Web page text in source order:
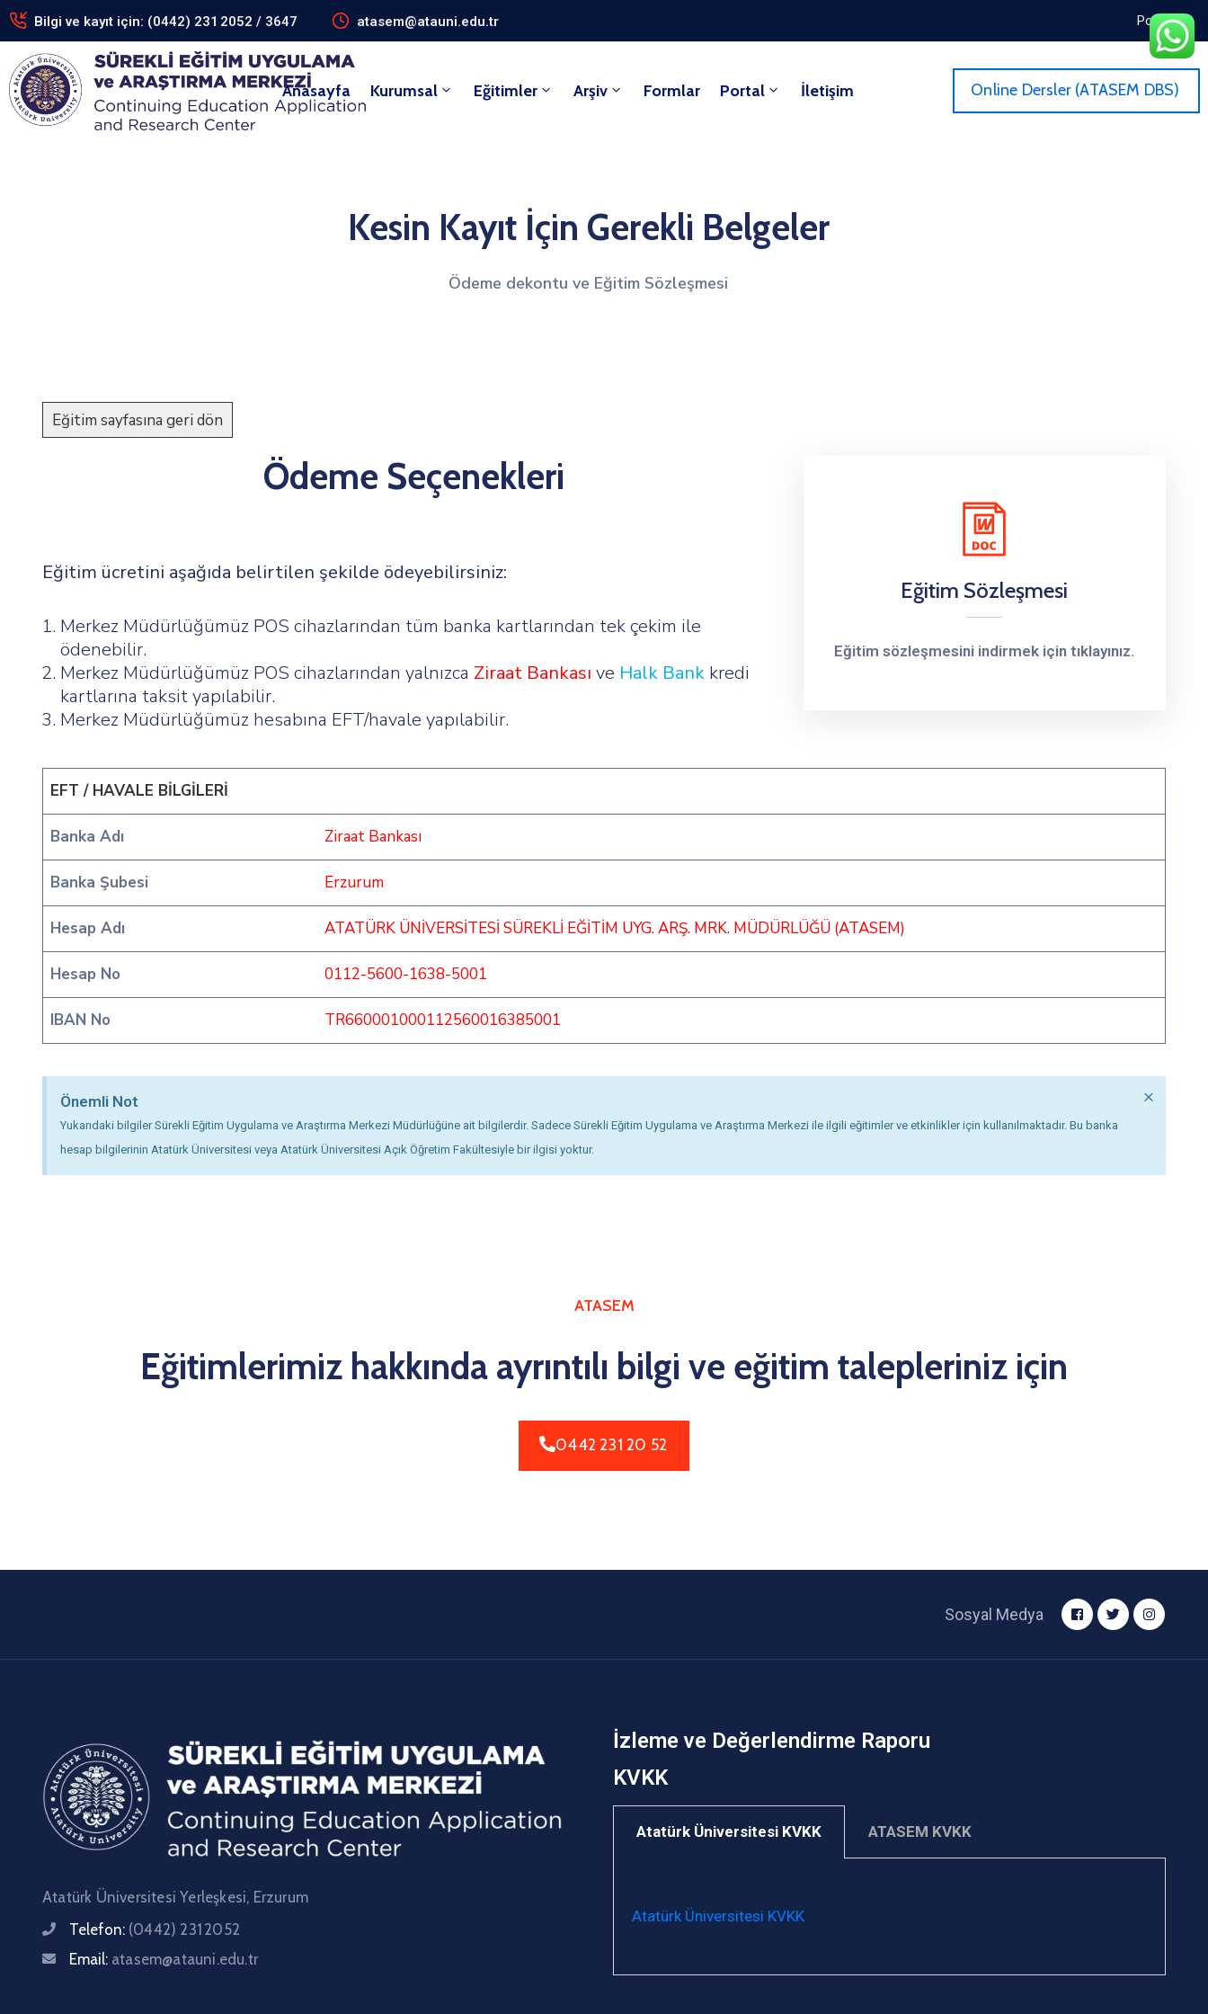
Bilgi ve kayıt için: (0442) 231 2052 / 3647 atasem@atauni.edu.tr Portal
Anasayfa Kurumsal Eğitimler Arşiv Formlar Portal İletişim Online Dersler (ATASEM DBS)
Kesin Kayıt İçin Gerekli Belgeler
Ödeme dekontu ve Eğitim Sözleşmesi
Ödeme Seçenekleri
Eğitim ücretini aşağıda belirtilen şekilde ödeyebilirsiniz:
Merkez Müdürlüğümüz POS cihazlarından tüm banka kartlarından tek çekim ile
ödenebilir.
Merkez Müdürlüğümüz POS cihazlarından yalnızca Ziraat Bankası ve Halk Bank kredi
kartlarına taksit yapılabilir.
Merkez Müdürlüğümüz hesabına EFT/havale yapılabilir.
Eğitim Sözleşmesi
Eğitim sözleşmesini indirmek için tıklayınız.
EFT / HAVALE BİLGİLERİ
Banka Adı Ziraat Bankası
Banka Şubesi Erzurum
Hesap Adı ATATÜRK ÜNİVERSİTESİ SÜREKLİ EĞİTİM UYG. ARŞ. MRK. MÜDÜRLÜĞÜ (ATASEM)
Hesap No 0112-5600-1638-5001
IBAN No TR660001000112560016385001
Önemli Not
Yukarıdaki bilgiler Sürekli Eğitim Uygulama ve Araştırma Merkezi Müdürlüğüne ait bilgilerdir. Sadece Sürekli Eğitim Uygulama ve Araştırma Merkezi ile ilgili eğitimler ve etkinlikler için kullanılmaktadır. Bu banka
hesap bilgilerinin Atatürk Üniversitesi veya Atatürk Üniversitesi Açık Öğretim Fakültesiyle bir ilgisi yoktur.
×
ATASEM
Eğitimlerimiz hakkında ayrıntılı bilgi ve eğitim talepleriniz için
0442 231 20 52
Sosyal Medya
Atatürk Üniversitesi Yerleşkesi, Erzurum
Telefon: (0442) 231 2052
Email: atasem@atauni.edu.tr
İzleme ve Değerlendirme Raporu
KVKK
Atatürk Üniversitesi KVKK ATASEM KVKK
Atatürk Üniversitesi KVKK